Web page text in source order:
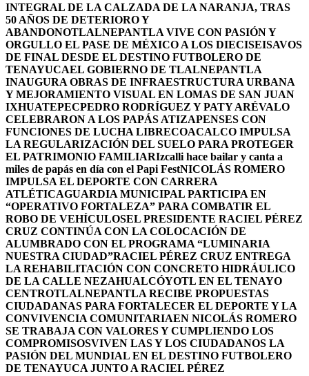
INTEGRAL DE LA CALZADA DE LA NARANJA, TRAS
50 AÑOS DE DETERIORO Y
ABANDONOTLALNEPANTLA VIVE CON PASIÓN Y
ORGULLO EL PASE DE MÉXICO A LOS DIECISEISAVOS
DE FINAL DESDE EL DESTINO FUTBOLERO DE
TENAYUCAEL GOBIERNO DE TLALNEPANTLA
INAUGURA OBRAS DE INFRAESTRUCTURA URBANA
Y MEJORAMIENTO VISUAL EN LOMAS DE SAN JUAN
IXHUATEPECPEDRO RODRÍGUEZ Y PATY ARÉVALO
CELEBRARON A LOS PAPÁS ATIZAPENSES CON
FUNCIONES DE LUCHA LIBRECOACALCO IMPULSA
LA REGULARIZACIÓN DEL SUELO PARA PROTEGER
EL PATRIMONIO FAMILIARIzcalli hace bailar y canta a
miles de papás en día con el Papi FestNICOLÁS ROMERO
IMPULSA EL DEPORTE CON CARRERA
ATLÉTICAGUARDIA MUNICIPAL PARTICIPA EN
“OPERATIVO FORTALEZA” PARA COMBATIR EL
ROBO DE VEHÍCULOSEL PRESIDENTE RACIEL PÉREZ
CRUZ CONTINÚA CON LA COLOCACIÓN DE
ALUMBRADO CON EL PROGRAMA “LUMINARIA
NUESTRA CIUDAD”RACIEL PÉREZ CRUZ ENTREGA
LA REHABILITACIÓN CON CONCRETO HIDRÁULICO
DE LA CALLE NEZAHUALCÓYOTL EN EL TENAYO
CENTROTLALNEPANTLA RECIBE PROPUESTAS
CIUDADANAS PARA FORTALECER EL DEPORTE Y LA
CONVIVENCIA COMUNITARIAEN NICOLÁS ROMERO
SE TRABAJA CON VALORES Y CUMPLIENDO LOS
COMPROMISOSVIVEN LAS Y LOS CIUDADANOS LA
PASIÓN DEL MUNDIAL EN EL DESTINO FUTBOLERO
DE TENAYUCA JUNTO A RACIEL PÉREZ